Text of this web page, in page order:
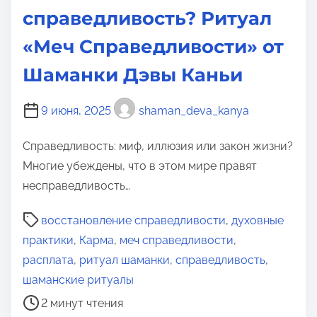
справедливость? Ритуал
«Меч Справедливости» от
Шаманки Дэвы Каньи
9 июня, 2025 shaman_deva_kanya
Справедливость: миф, иллюзия или закон жизни?
Многие убеждены, что в этом мире правят
несправедливость…
восстановление справедливости, духовные
практики, Карма, меч справедливости,
расплата, ритуал шаманки, справедливость,
шаманские ритуалы
В
р
е
м
я
2 минут чтения